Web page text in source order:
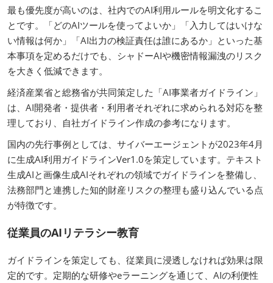
最も優先度が高いのは、社内でのAI利用ルールを明文化するこ
とです。「どのAIツールを使ってよいか」「入力してはいけな
い情報は何か」「AI出力の検証責任は誰にあるか」といった基
本事項を定めるだけでも、シャドーAIや機密情報漏洩のリスク
を大きく低減できます。
経済産業省と総務省が共同策定した「AI事業者ガイドライン」
は、AI開発者・提供者・利用者それぞれに求められる対応を整
理しており、自社ガイドライン作成の参考になります。
国内の先行事例としては、サイバーエージェントが2023年4月
に生成AI利用ガイドラインVer1.0を策定しています。テキスト
生成AIと画像生成AIそれぞれの領域でガイドラインを整備し、
法務部門と連携した知的財産リスクの整理も盛り込んでいる点
が特徴です。
従業員のAIリテラシー教育
ガイドラインを策定しても、従業員に浸透しなければ効果は限
定的です。定期的な研修やeラーニングを通じて、AIの利便性